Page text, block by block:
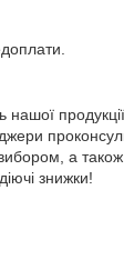
нашої
а
знижки!